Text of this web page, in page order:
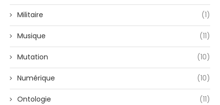
Militaire (1)
Musique (11)
Mutation (10)
Numérique (10)
Ontologie (11)